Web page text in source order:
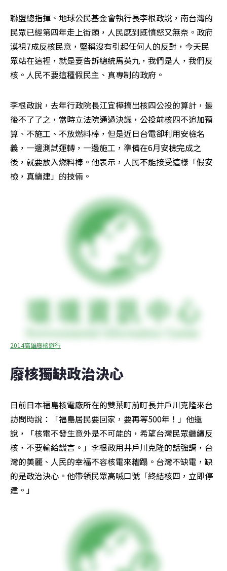
聯盟總指揮、地球公民基金會執行長李根政說，南台灣的
民眾已經第四年走上街頭，人民感到既憤怒又無奈。政府
漠視7成反核民意，堅稱沒有引起任何人的反對，今天民
眾站在這裡，就是要告訴總統馬英九，我們是人，我們反
核。人民不要這種假民主、真專制的政府。
李根政說，去年行政院長江宜樺搞出核四公投的算計，最
後不了了之，當時立法院通過決議，公投前核四不追加預
算、不施工、不放燃料棒，但是近日台電卻利用安檢名
義，一邊測試運轉，一邊施工，準備在6月安檢完成之
後，就要放入燃料棒。他表示，人民不能接受這樣「假安
檢，真續建」的技倆。
2014高雄廢核遊行
廢核獨缺政治決心
日前日本福島核電廠所在的雙葉町前町長井戶川克隆來台
訪問時說：「福島居民要回家，要再等500年！」他還
說，「核電不發生意外是不可能的，希望台灣民眾繼續反
核，不要輸給謊言。」李根政用井戶川克隆的話強調，台
灣的美麗、人民的幸福不容核電來糟蹋。台灣不缺電，缺
的是政治決心。他帶領民眾高喊口號「終結核四，立即停
建。」